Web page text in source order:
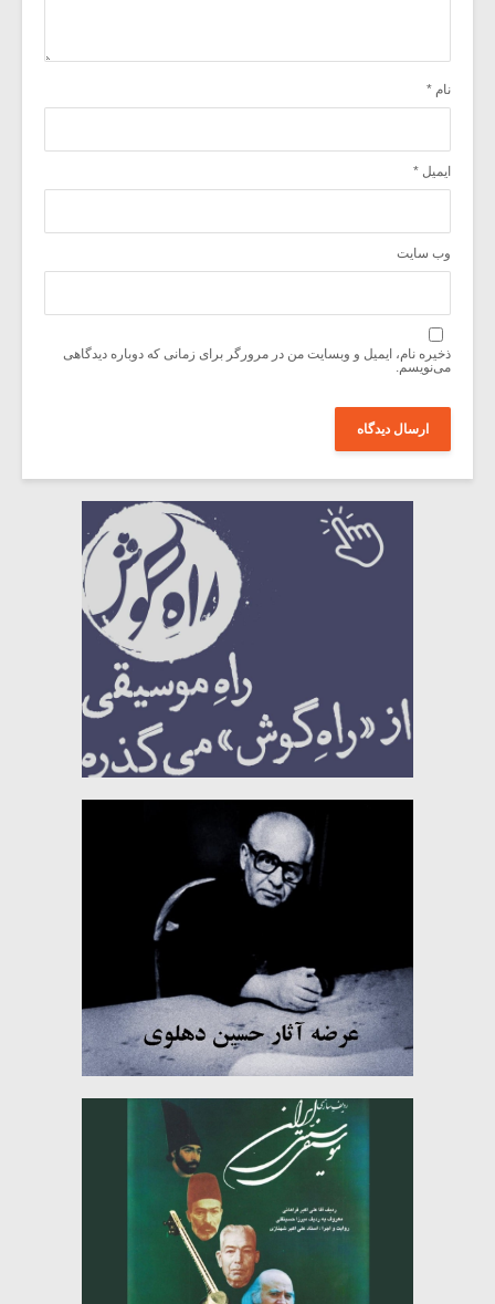
نام *
ایمیل *
وب‌ سایت
ذخیره نام، ایمیل و وبسایت من در مرورگر برای زمانی که دوباره دیدگاهی
می‌نویسم.